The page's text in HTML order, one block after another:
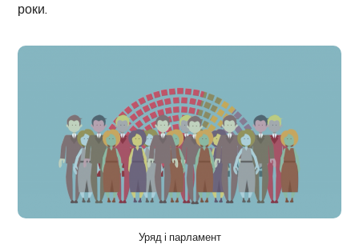
роки.
Уряд і парламент